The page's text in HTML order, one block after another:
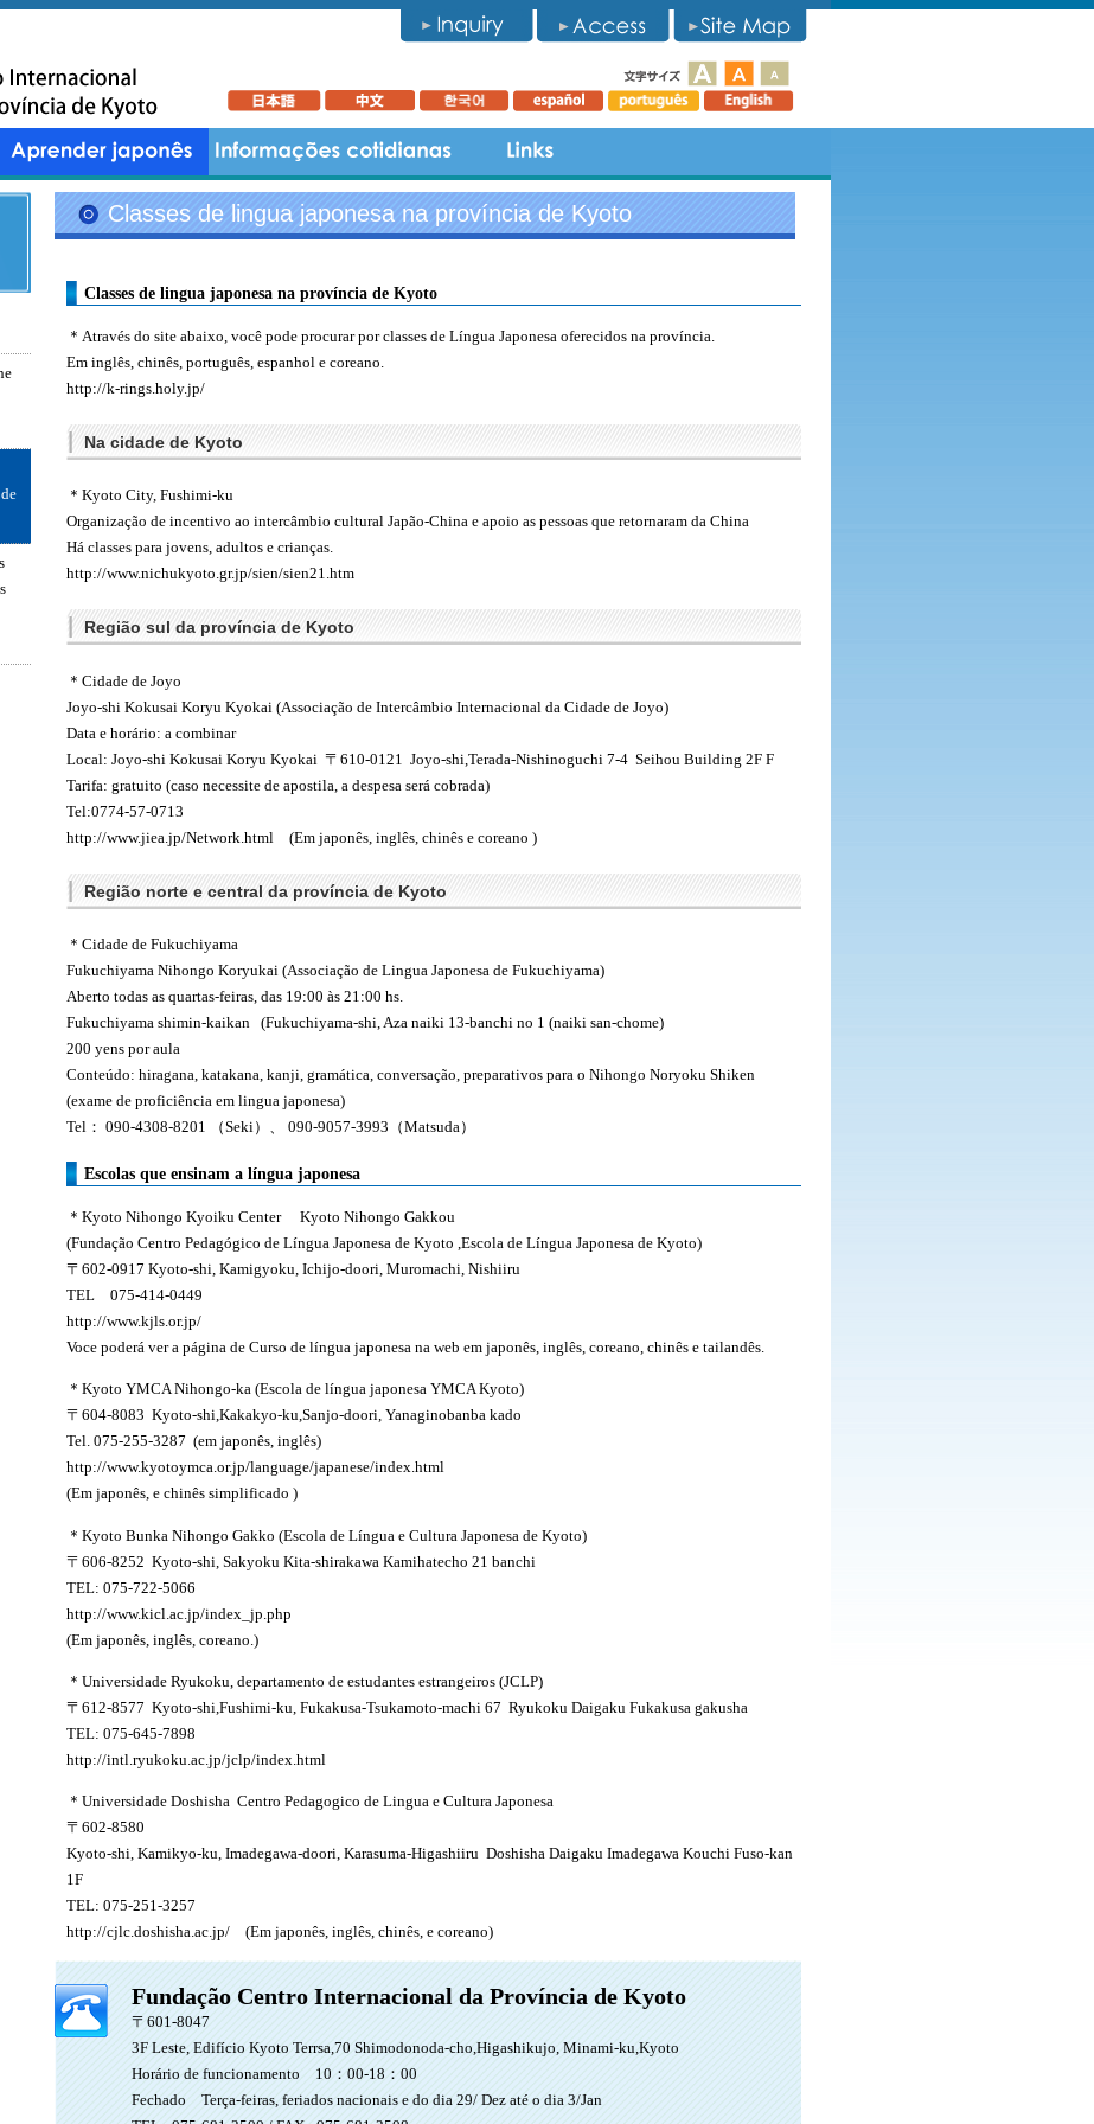
Classes de lingua japonesa na província de Kyoto
Classes de lingua japonesa na província de Kyoto
＊Através do site abaixo, você pode procurar por classes de Língua Japonesa oferecidos na província.
Em inglês, chinês, português, espanhol e coreano.
http://k-rings.holy.jp/
Na cidade de Kyoto
＊Kyoto City, Fushimi-ku
Organização de incentivo ao intercâmbio cultural Japão-China e apoio as pessoas que retornaram da China
Há classes para jovens, adultos e crianças.
http://www.nichukyoto.gr.jp/sien/sien21.htm
Região sul da província de Kyoto
＊Cidade de Joyo
Joyo-shi Kokusai Koryu Kyokai (Associação de Intercâmbio Internacional da Cidade de Joyo)
Data e horário: a combinar
Local: Joyo-shi Kokusai Koryu Kyokai 〒610-0121 Joyo-shi,Terada-Nishinoguchi 7-4 Seihou Building 2F F
Tarifa: gratuito (caso necessite de apostila, a despesa será cobrada)
Tel:0774-57-0713
http://www.jiea.jp/Network.html (Em japonês, inglês, chinês e coreano )
Região norte e central da província de Kyoto
＊Cidade de Fukuchiyama
Fukuchiyama Nihongo Koryukai (Associação de Lingua Japonesa de Fukuchiyama)
Aberto todas as quartas-feiras, das 19:00 às 21:00 hs.
Fukuchiyama shimin-kaikan (Fukuchiyama-shi, Aza naiki 13-banchi no 1 (naiki san-chome)
200 yens por aula
Conteúdo: hiragana, katakana, kanji, gramática, conversação, preparativos para o Nihongo Noryoku Shiken
(exame de proficiência em lingua japonesa)
Tel： 090-4308-8201 （Seki）、 090-9057-3993（Matsuda）
Escolas que ensinam a língua japonesa
＊Kyoto Nihongo Kyoiku Center Kyoto Nihongo Gakkou
(Fundação Centro Pedagógico de Língua Japonesa de Kyoto ,Escola de Língua Japonesa de Kyoto)
〒602-0917 Kyoto-shi, Kamigyoku, Ichijo-doori, Muromachi, Nishiiru
TEL 075-414-0449
http://www.kjls.or.jp/
Voce poderá ver a página de Curso de língua japonesa na web em japonês, inglês, coreano, chinês e tailandês.
＊Kyoto YMCA Nihongo-ka (Escola de língua japonesa YMCA Kyoto)
〒604-8083 Kyoto-shi,Kakakyo-ku,Sanjo-doori, Yanaginobanba kado
Tel. 075-255-3287 (em japonês, inglês)
http://www.kyotoymca.or.jp/language/japanese/index.html
(Em japonês, e chinês simplificado )
＊Kyoto Bunka Nihongo Gakko (Escola de Língua e Cultura Japonesa de Kyoto)
〒606-8252 Kyoto-shi, Sakyoku Kita-shirakawa Kamihatecho 21 banchi
TEL: 075-722-5066
http://www.kicl.ac.jp/index_jp.php
(Em japonês, inglês, coreano.)
＊Universidade Ryukoku, departamento de estudantes estrangeiros (JCLP)
〒612-8577 Kyoto-shi,Fushimi-ku, Fukakusa-Tsukamoto-machi 67 Ryukoku Daigaku Fukakusa gakusha
TEL: 075-645-7898
http://intl.ryukoku.ac.jp/jclp/index.html
＊Universidade Doshisha Centro Pedagogico de Lingua e Cultura Japonesa
〒602-8580
Kyoto-shi, Kamikyo-ku, Imadegawa-doori, Karasuma-Higashiiru Doshisha Daigaku Imadegawa Kouchi Fuso-kan
1F
TEL: 075-251-3257
http://cjlc.doshisha.ac.jp/ (Em japonês, inglês, chinês, e coreano)
Fundação Centro Internacional da Província de Kyoto
〒601-8047
3F Leste, Edifício Kyoto Terrsa,70 Shimodonoda-cho,Higashikujo, Minami-ku,Kyoto
Horário de funcionamento 10：00-18：00
Fechado Terça-feiras, feriados nacionais e do dia 29/ Dez até o dia 3/Jan